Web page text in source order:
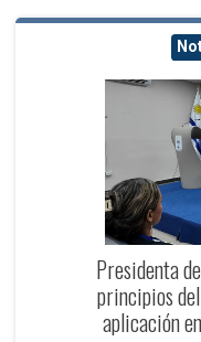
Presidenta
principios
aplicación